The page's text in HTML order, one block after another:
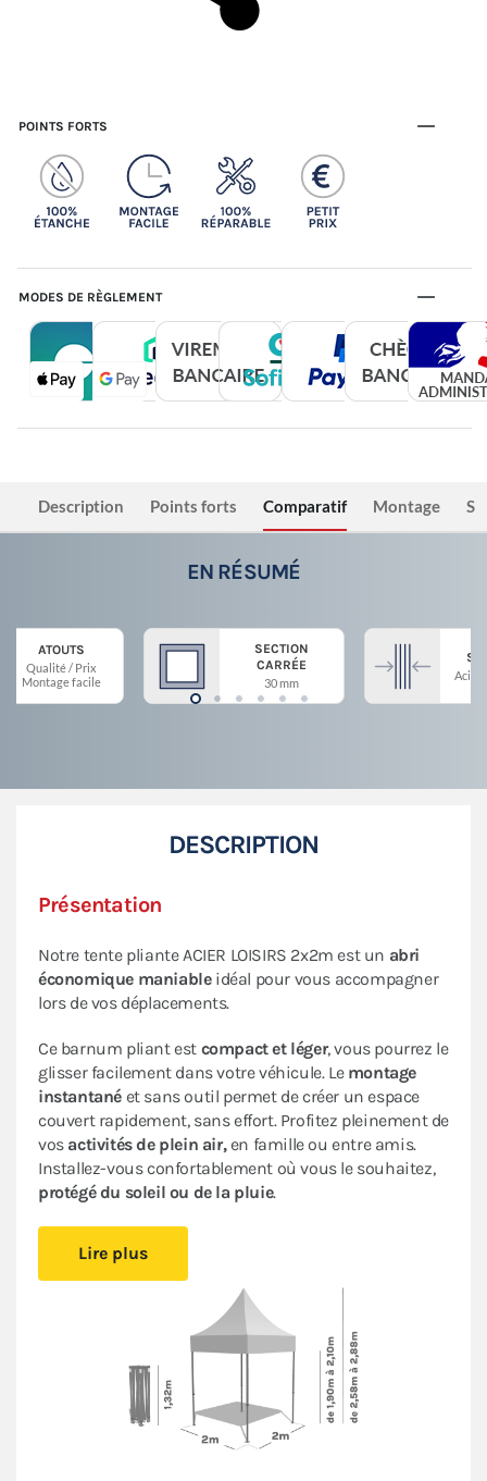
POINTS FORTS
MODES DE RÈGLEMENT
Description Points forts Comparatif Montage
EN RÉSUMÉ
ATOUTS
Qualité / Prix
Montage facile
SECTION
CARRÉE
30 mm
Acier
DESCRIPTION
Présentation
Notre tente pliante ACIER LOISIRS 2x2m est un abri
économique maniableidéal pour vous accompagner
lors de vos déplacements.
Ce barnum pliant est compact et léger, vous pourrez le
glisser facilement dans votre véhicule. Le montage
instantané et sans outil permet de créer un espace
couvert rapidement, sans effort. Profitez pleinement de
vosactivités de plein air,en famille ou entre amis.
Installez-vous confortablement où vous le souhaitez,
protégé du soleil ou de la pluie.
armature en acier avec peinture anti-corrosion
assurentfiabilité et durabilité
pour une utilisation
Cette tente ACIER LOISIRS bénéficie d’un
excellent
rapport qualité/prix: c’est un abri pliant de bonne
facture très pratique à unprix abordable .
pack de 4 bâches latéralesassorti (3 murs pleins et
Lire plus